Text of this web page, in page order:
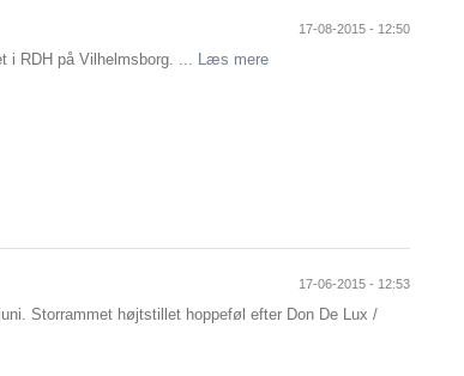
17-08-2015 - 12:50
i RDH på Vilhelmsborg. ... Læs mere
17-06-2015 - 12:53
Storrammet højtstillet hoppeføl efter Don De Lux /